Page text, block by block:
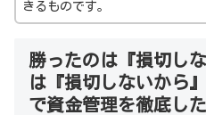
きるものです。
勝ったのは『損切し
は『損切しないから
で資金管理を徹底し